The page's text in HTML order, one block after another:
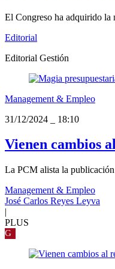
El Congreso ha adquirido la
Editorial
Editorial Gestión
Management & Empleo
31/12/2024
18:10
Vienen cambios
La PCM alista la
Management & Empleo
José Carlos Reyes Leyva
|
PLUS
G